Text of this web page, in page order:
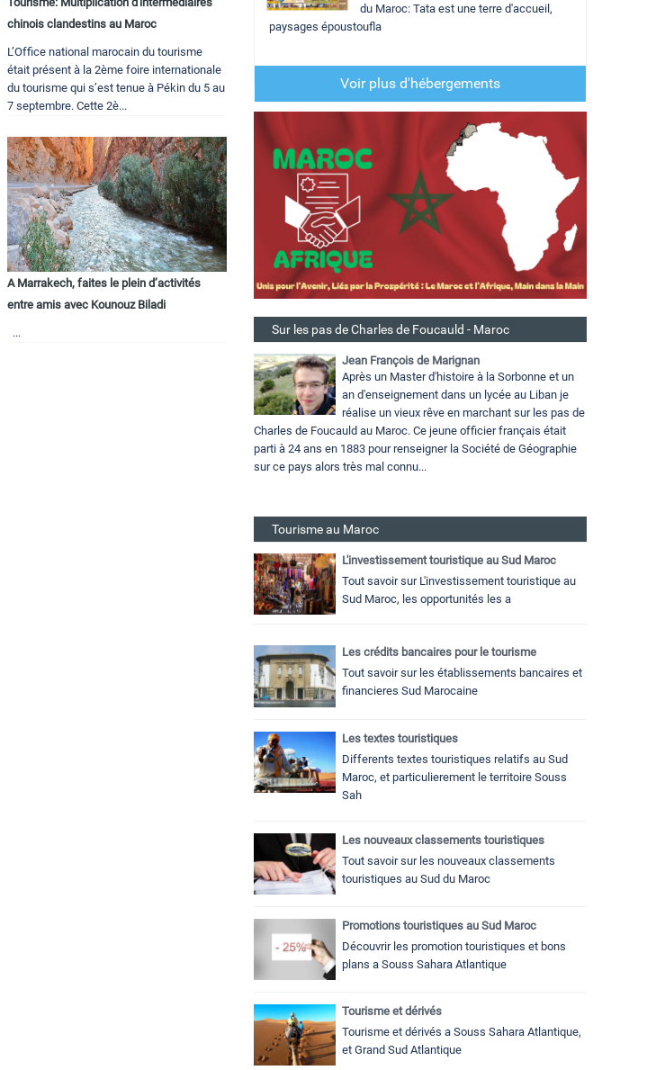
chinois clandestins au Maroc
L’Office national marocain du tourisme
était présent à la 2ème foire internationale
du tourisme qui s’est tenue à Pékin du 5 au
7 septembre. Cette 2è...
A Marrakech, faites le plein d’activités
entre amis avec Kounouz Biladi
...
du Maroc: Tata est une terre d'accueil,
paysages époustoufla
Voir plus d'hébergements
Sur les pas de Charles de Foucauld - Maroc
Jean François de Marignan
Après un Master d'histoire à la Sorbonne et un
an d'enseignement dans un lycée au Liban je
réalise un vieux rêve en marchant sur les pas de
Charles de Foucauld au Maroc. Ce jeune officier français était
parti à 24 ans en 1883 pour renseigner la Société de Géographie
sur ce pays alors très mal connu...
Tourisme au Maroc
L'investissement touristique au Sud Maroc
Tout savoir sur L'investissement touristique au
Sud Maroc, les opportunités les a
Les crédits bancaires pour le tourisme
Tout savoir sur les établissements bancaires et
financieres Sud Marocaine
Les textes touristiques
Differents textes touristiques relatifs au Sud
Maroc, et particulierement le territoire Souss
Sah
Les nouveaux classements touristiques
Tout savoir sur les nouveaux classements
touristiques au Sud du Maroc
Promotions touristiques au Sud Maroc
Découvrir les promotion touristiques et bons
plans a Souss Sahara Atlantique
Tourisme et dérivés
Tourisme et dérivés a Souss Sahara Atlantique,
et Grand Sud Atlantique